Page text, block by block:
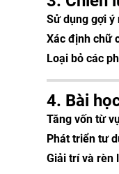
Sử dụng gợi ý
Xác định chữ
Loại bỏ các
4. Bài
Tăng vốn từ
Phát triển tư
Giải trí và rèn